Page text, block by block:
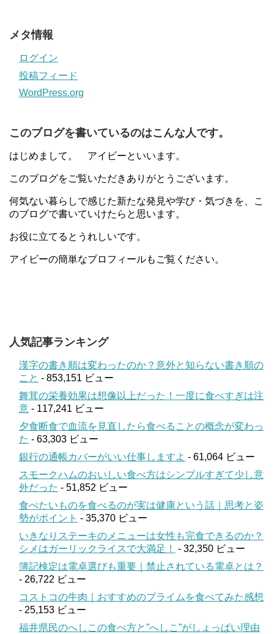
メタ情報
ログイン
投稿フィード
WordPress.org
このブログを書いているのはこんな人です。
はじめまして。 アイビーといいます。
このブログをご覧いただきありがとうございます。
何気ない暮らしで感じた新たな発見や学び・気づきを、こ
のブログで書いていけたらと思います。
お役に立てるとうれしいです。
アイビーの簡単なプロフィールもご覧ください。
人気記事ランキング
漢字の書き順は変わったのか？意外と知らない書き順の
こと - 853,151 ビュー
舞茸の栄養効果は想像以上だった！一度に食べすぎは注
意 - 117,241 ビュー
夕食断食で血流を見直したら食べることの概念が変わっ
た - 63,303 ビュー
銀行の通帳カバーがいい仕事しますよ - 61,064 ビュー
スモークハムのおいしい食べ方はシンプルすぎて少し意
外だった - 51,852 ビュー
食べたいものを食べるのが実は健康という話｜思考と姿
勢がポイント - 35,370 ビュー
いきなりステーキのメニューは女性も完食できるのか？
シメはガーリックライスで大満足！
- 32,350 ビュー
簿記検定は電卓選びも重要｜禁止されている電卓とは？
- 26,722 ビュー
コストコの牛肉｜おすすめのプライムを食べてみた感想
- 25,153 ビュー
福井県民のへしこの食べ方と”へしこ”がしょっぱい理由